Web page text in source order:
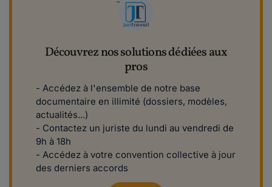
Découvrez nos solutions dédiées aux
pros
- Accédez à l'ensemble de notre base
documentaire en illimité (dossiers, modèles,
actualités...)
- Contactez un juriste du lundi au vendredi de
9h à 18h
- Accédez à votre convention collective à jour
des derniers accords